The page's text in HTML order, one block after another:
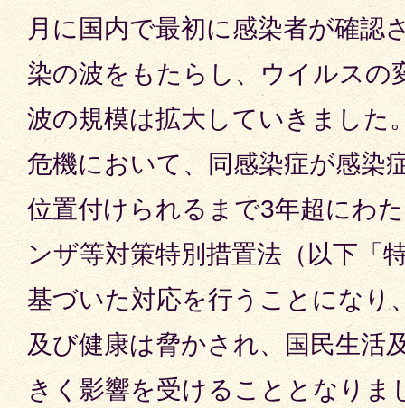
月に国内で最初に感染者が確認
染の波をもたらし、ウイルスの
波の規模は拡大していきました
危機において、同感染症が感染
位置付けられるまで3年超にわ
ンザ等対策特別措置法（以下「
基づいた対応を行うことになり
及び健康は脅かされ、国民生活
きく影響を受けることとなりま